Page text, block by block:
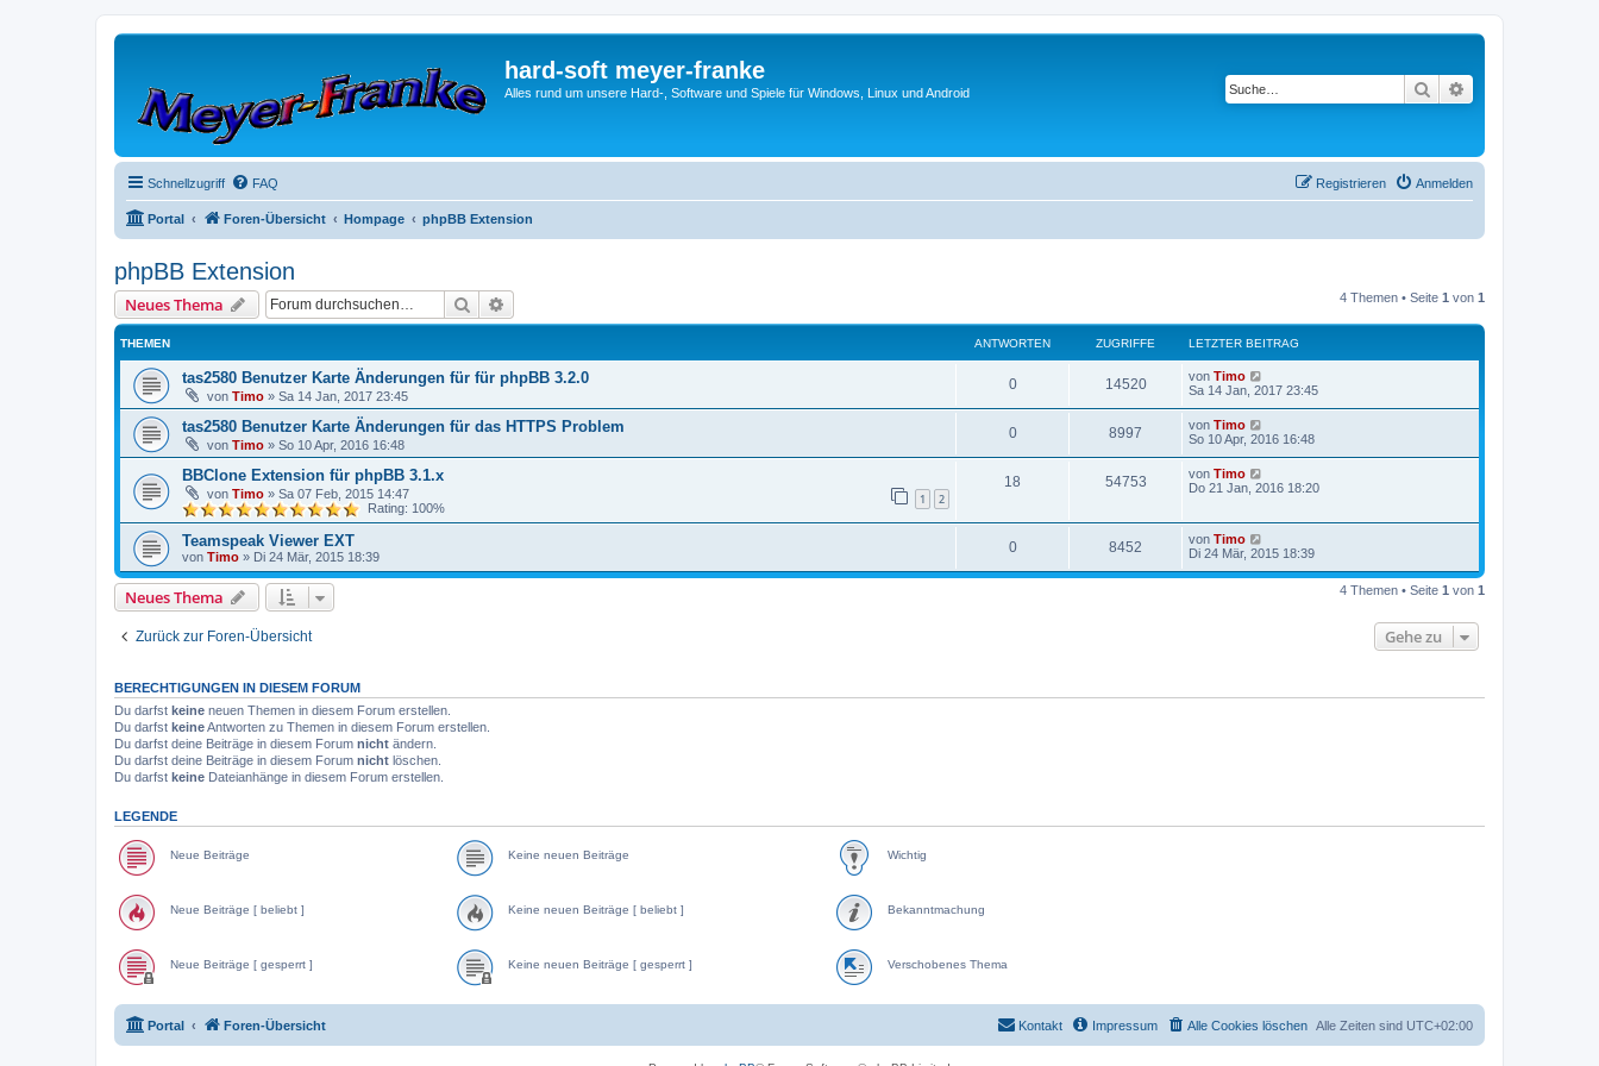
hard-soft meyer-franke
Alles rund um unsere Hard-, Software und Spiele für Windows, Linux und Android Suche
Schnellzugriff FAQ Anmelden
Registrieren
Portal Foren-Übersicht Hompage phpBB Extension
phpBB Extension
Neues Thema Suche 4 Themen • Seite 1 von 1
THEMEN ANTWORTEN ZUGRIFFE LETZTER BEITRAG
tas2580 Benutzer Karte Änderungen für für phpBB 3.2.0
von Timo » Sa 14 Jan, 2017 23:45
0 14520 von Timo
Sa 14 Jan, 2017 23:45
tas2580 Benutzer Karte Änderungen für das HTTPS Problem
von Timo » So 10 Apr, 2016 16:48
0 8997 von Timo
So 10 Apr, 2016 16:48
BBClone Extension für phpBB 3.1.x
von Timo » Sa 07 Feb, 2015 14:47 1 2
Rating: 100%
18 54753 von Timo
Do 21 Jan, 2016 18:20
Teamspeak Viewer EXT
von Timo » Di 24 Mär, 2015 18:39
0 8452 von Timo
Di 24 Mär, 2015 18:39
Neues Thema 4 Themen • Seite 1 von 1
Zurück zur Foren-Übersicht Gehe zu
BERECHTIGUNGEN IN DIESEM FORUM
Du darfst keine neuen Themen in diesem Forum erstellen.
Du darfst keineAntworten zu Themen in diesem Forum erstellen.
Du darfst deine Beiträge in diesem Forum nicht ändern.
Du darfst deine Beiträge in diesem Forum nicht löschen.
Du darfst keine Dateianhänge in diesem Forum erstellen.
LEGENDE
Neue Beiträge
Neue Beiträge [ beliebt ]
Neue Beiträge [ gesperrt ]
Keine neuen Beiträge
Keine neuen Beiträge [ beliebt ]
Keine neuen Beiträge [ gesperrt ]
Wichtig
Bekanntmachung
Verschobenes Thema
Portal Foren-Übersicht Alle Zeiten sind UTC+02:00
Alle Cookies löschen
Impressum
Kontakt